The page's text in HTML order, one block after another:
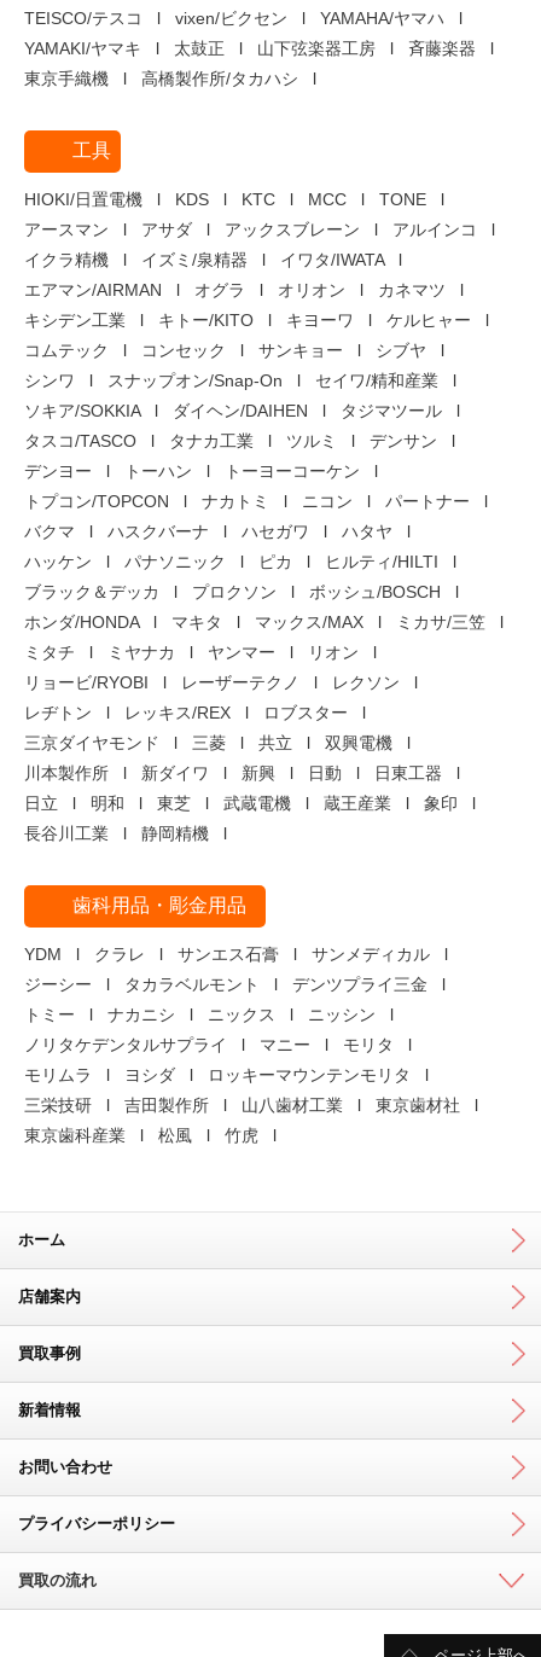
TEISCO/テスコ
vixen/ビクセン
YAMAHA/ヤマハ
YAMAKI/ヤマキ
太鼓正 山下弦楽器工房
斉藤楽器
東京手織機
高橋製作所/タカハシ
工具
HIOKI/日置電機 KDS KTC MCC
TONE
アースマン
アサダ アックスブレーン
アルインコ
イクラ精機
イズミ/泉精器
イワタ/IWATA
エアマン/AIRMAN
オグラ オリオン
カネマツ
キシデン工業
キトー/KITO キヨーワ
ケルヒャー
コムテック
コンセック サンキョー
シブヤ
シンワ
スナップオン/Snap-On
セイワ/精和産業
ソキア/SOKKIA
ダイヘン/DAIHEN
タジマツール
タスコ/TASCO
タナカ工業 ツルミ
デンサン
デンヨー
トーハン
トーヨーコーケン
トプコン/TOPCON
ナカトミ ニコン
パートナー
バクマ
ハスクバーナ ハセガワ
ハタヤ
ハッケン
パナソニック ピカ
ヒルティ/HILTI
ブラック＆デッカ
プロクソン
ボッシュ/BOSCH
ホンダ/HONDA
マキタ マックス/MAX
ミカサ/三笠
ミタチ
ミヤナカ ヤンマー
リオン
リョービ/RYOBI
レーザーテクノ
レクソン
レヂトン
レッキス/REX
ロブスター
三京ダイヤモンド
三菱 共立
双興電機
川本製作所
新ダイワ 新興 日動
日東工器
日立
明和 東芝 武蔵電機 蔵王産業
象印
長谷川工業
静岡精機
歯科用品・彫金用品
YDM クラレ サンエス石膏
サンメディカル
ジーシー
タカラベルモント
デンツプライ三金
トミー
ナカニシ ニックス
ニッシン
ノリタケデンタルサプライ
マニー
モリタ
モリムラ
ヨシダ
ロッキーマウンテンモリタ
三栄技研
吉田製作所 山八歯材工業
東京歯材社
東京歯科産業
松風 竹虎
ホーム
店舗案内
買取事例
新着情報
お問い合わせ
プライバシーポリシー
買取の流れ